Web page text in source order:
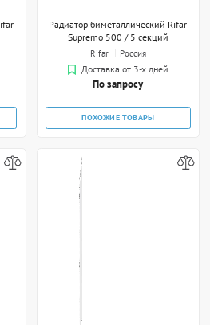
Радиатор биметаллический Rifar
Supremo 500 / 5 секций
Rifar
Россия
Доставка от 3-х дней
По запросу
ПОХОЖИЕ ТОВАРЫ